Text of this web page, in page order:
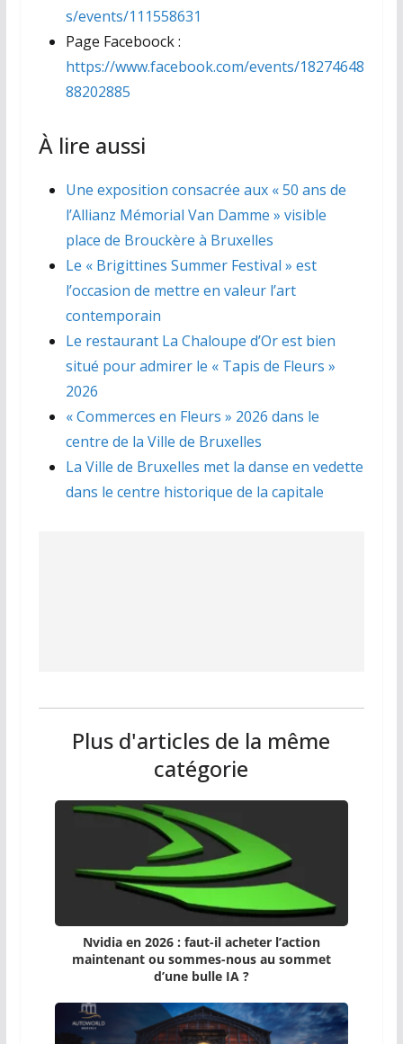
s/events/111558631
Page Faceboock :
https://www.facebook.com/events/18274648
88202885
À lire aussi
Une exposition consacrée aux « 50 ans de
l’Allianz Mémorial Van Damme » visible
place de Brouckère à Bruxelles
Le « Brigittines Summer Festival » est
l’occasion de mettre en valeur l’art
contemporain
Le restaurant La Chaloupe d’Or est bien
situé pour admirer le « Tapis de Fleurs »
2026
« Commerces en Fleurs » 2026 dans le
centre de la Ville de Bruxelles
La Ville de Bruxelles met la danse en vedette
dans le centre historique de la capitale
Plus d'articles de la même
catégorie
Nvidia en 2026 : faut-il acheter l’action
maintenant ou sommes-nous au sommet
d’une bulle IA ?